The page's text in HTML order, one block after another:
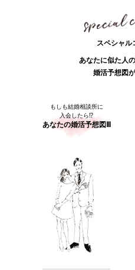
スペシャル
あなたに似た人
婚活予想図
もしも結婚相談所に
入会したら⁉
あなたの婚活予想図Ⅲ